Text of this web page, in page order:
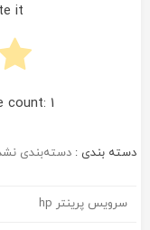
it!
count: 1
دسته بندی : دسته‌بندی
راهبری
سرویس پرینتر hp